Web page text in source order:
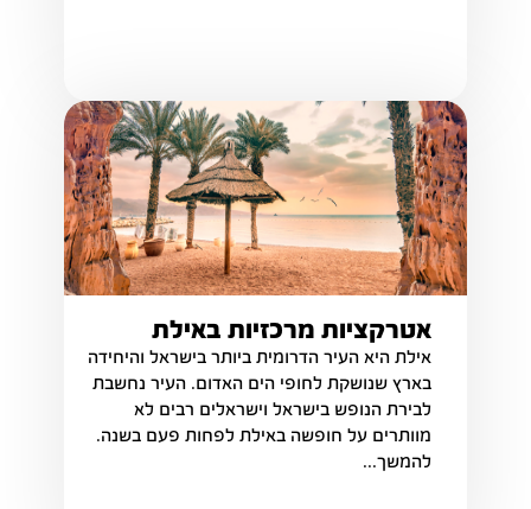
אטרקציות מרכזיות באילת
אילת היא העיר הדרומית ביותר בישראל והיחידה
בארץ שנושקת לחופי הים האדום. העיר נחשבת
לבירת הנופש בישראל וישראלים רבים לא
מוותרים על חופשה באילת לפחות פעם בשנה.
להמשך...